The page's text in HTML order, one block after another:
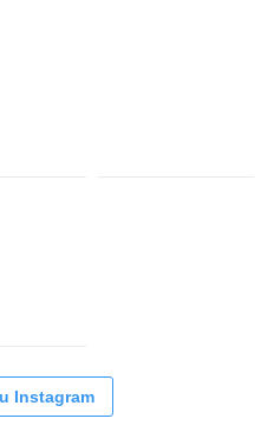
Instagram